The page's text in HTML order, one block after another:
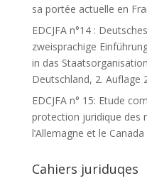
sa portée actuelle en
EDCJFA n°14 :
zweisprachige
in das
Deutschland, 2. Auflage
EDCJFA n° 15: Etude
protection juridique des
l’Allemagne et le Canada
Cahiers juriduqes